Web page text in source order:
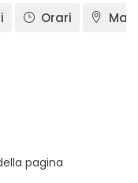
Orari
pagina